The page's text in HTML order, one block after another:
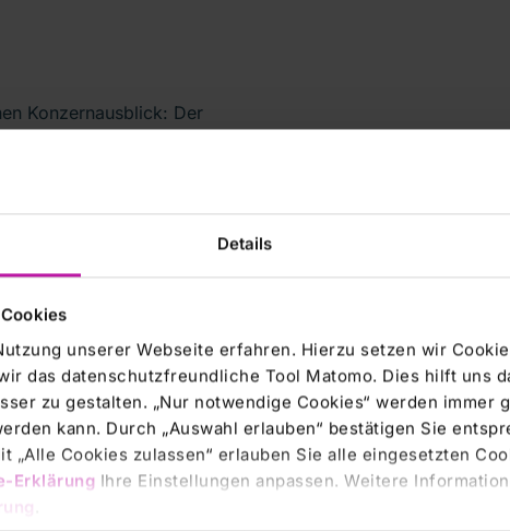
Details
unserer Webseite erfahren. Hierzu setzen wir
das datenschutzfreundliche Tool Matomo. Dies hilft uns
zu gestalten. „Nur notwendige Cookies“ werden immer
kann. Durch „Auswahl erlauben“ bestätigen Sie
„Alle Cookies zulassen“ erlauben Sie alle eingesetzten
Erklärung Ihre Einstellungen anpassen. Weitere
Konzernausblick: Der
um 7 bis 8 Prozent und
um 12 bis 16
in das Jahr 2011 und
seien auf dem
Schneider bestätigte
mehr als eine